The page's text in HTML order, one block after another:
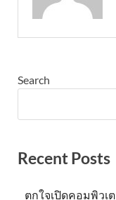
Search
Recent Posts
ตกใจเปิดคอมพิวเ